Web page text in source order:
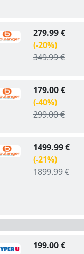
279.99 €
(-20%)
349.99 €
179.00 €
(-40%)
299.00 €
1499.99 €
(-21%)
1899.99 €
199.00 €